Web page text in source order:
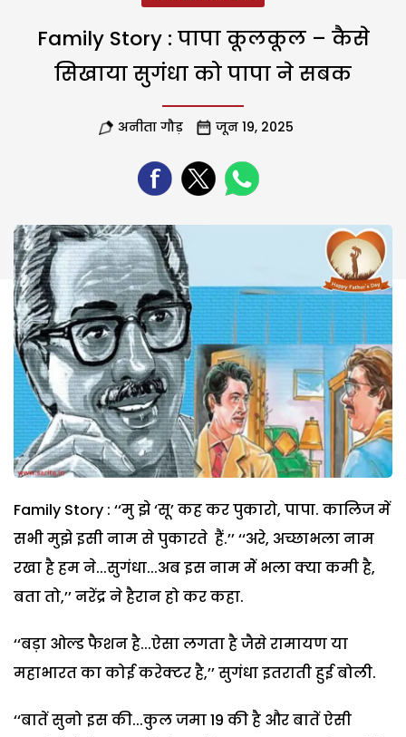
Family Story : पापा कूलकूल – कैसे
सिखाया सुगंधा को पापा ने सबक
अनीता गौड़ जून 19, 2025
Family Story : ‘‘मु झे ‘सू’ कह कर पुकारो, पापा. कालिज में
सभी मुझे इसी नाम से पुकारते हैं.’’ ‘‘अरे, अच्छाभला नाम
रखा है हम ने...सुगंधा...अब इस नाम मेें भला क्या कमी है,
बता तो,’’ नरेंद्र ने हैरान हो कर कहा.
‘‘बड़ा ओल्ड फैशन है...ऐसा लगता है जैसे रामायण या
महाभारत का कोई करेक्टर है,’’ सुगंधा इतराती हुई बोली.
‘‘बातें सुनो इस की...कुल जमा 19 की है और बातें ऐसी